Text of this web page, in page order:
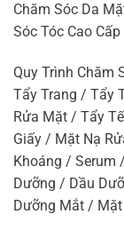
Chăm Sóc Da
Sóc Tóc Cao
Quy Trình Chăm
Tẩy Trang / Tẩy
Rửa Mặt / Tẩy
Giấy / Mặt Nạ
Khoáng / Serum
Dưỡng / Dầu
Dưỡng Mắt / Mặt